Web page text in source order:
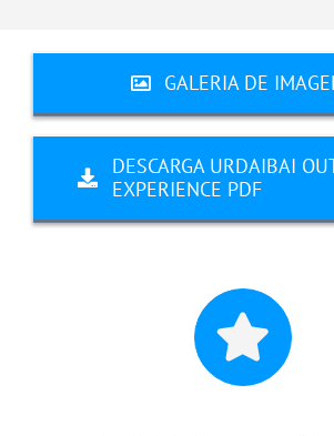
GALERIA DE
DESCARGA URDAIBAI
EXPERIENCE PDF